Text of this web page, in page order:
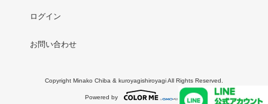
ログイン
お問い合わせ
Copyright Minako Chiba & kuroyagishiroyagi All Rights Reserved.
Powered by